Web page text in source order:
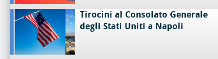
Tirocini al Consolato Generale
degli Stati Uniti a Napoli